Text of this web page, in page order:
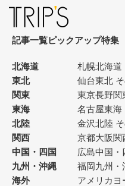
記事一覧ピックアップ特集
北海道 札幌北海道
東北
仙台東北
関東
東京長野関
東海
名古屋東海
北陸
金沢北陸
関西
京都大阪関
中国・四国
広島中国・
九州・沖縄
福岡九州・
海外
アメリカ ヨ